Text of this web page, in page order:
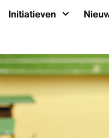
Initiatieven